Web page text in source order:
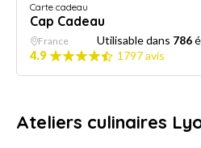
Carte cadeau
Cap Cadeau
France Utilisable dans 786
4.9
1797 avis
Ateliers culinaires